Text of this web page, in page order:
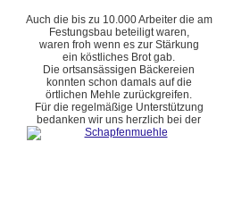
Auch die bis zu 10.000 Arbeiter die am
Festungsbau beteiligt waren,
waren froh wenn es zur Stärkung
ein köstliches Brot gab.
Die ortsansässigen Bäckereien
konnten schon damals auf die
örtlichen Mehle zurückgreifen.
Für die regelmäßige Unterstützung
bedanken wir uns herzlich bei der